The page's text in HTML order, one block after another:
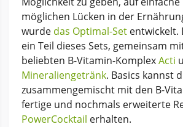
möglichen Lücken in der
wurde das Optimal-Set entwickelt.
ein Teil dieses Sets, gemeinsam
beliebten B-Vitamin-KomplexActi
Mineraliengetränk. Basics kannst
zusammengemischt mit den B-
fertige und nochmals erweiterte
PowerCocktail erhalten.